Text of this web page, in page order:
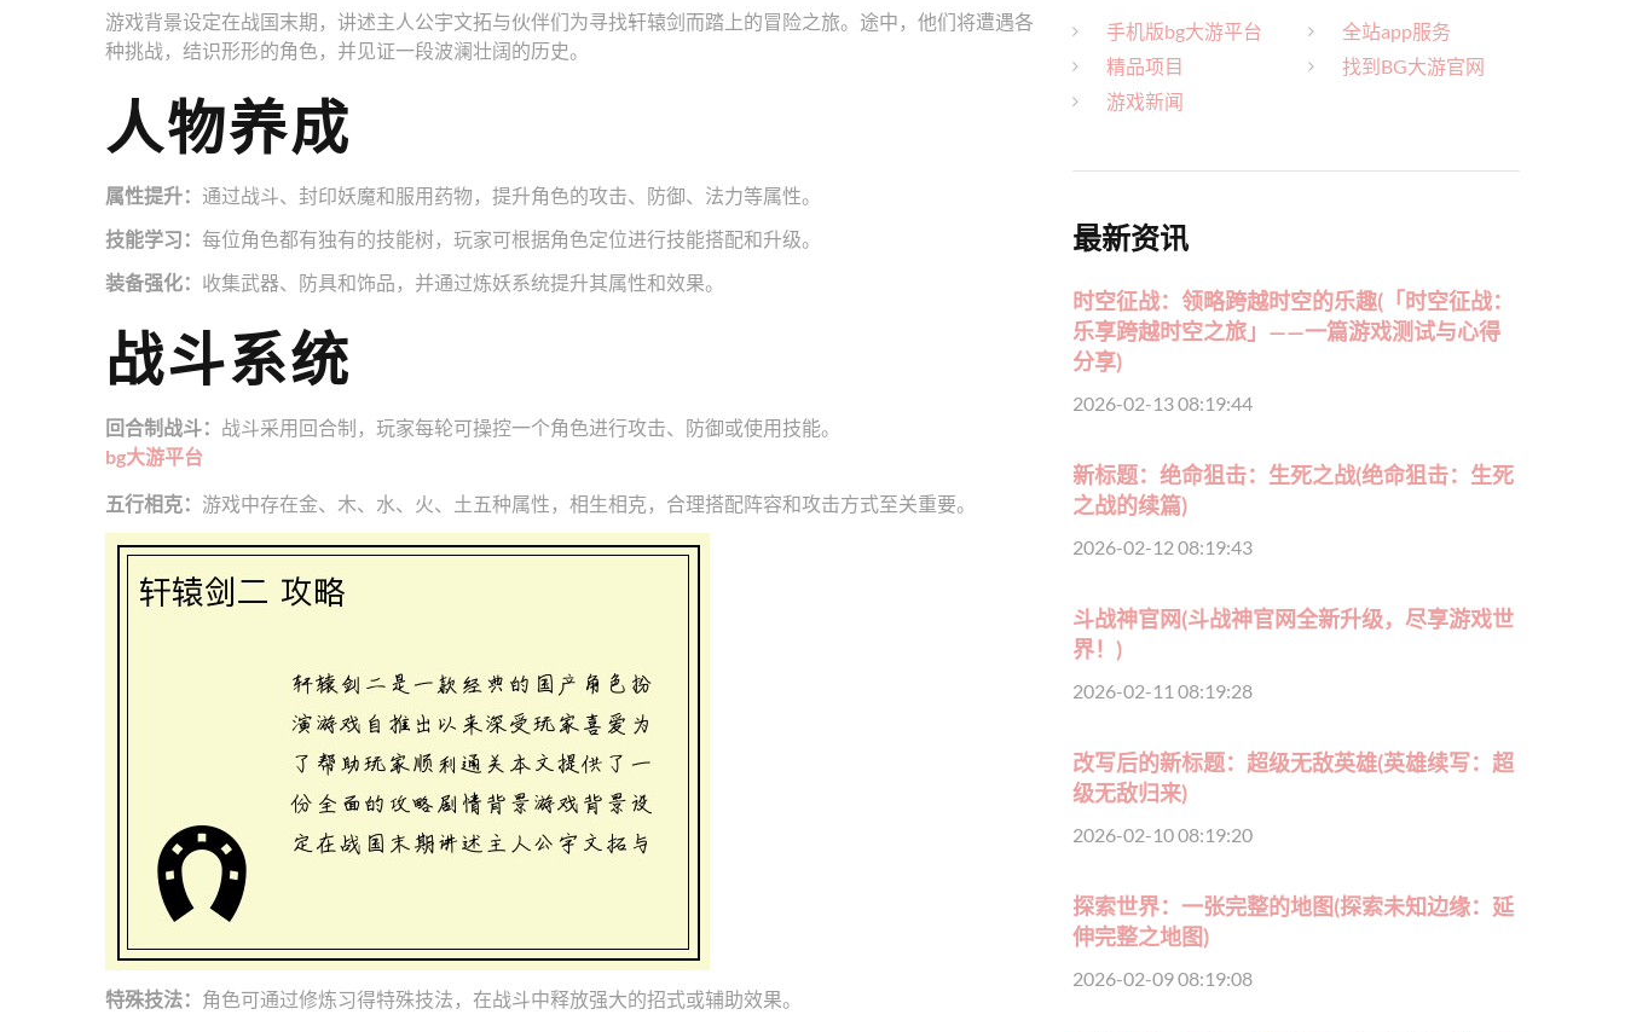
游戏背景设定在战国末期，讲述主人公宇文拓与伙伴们为寻找轩辕剑而踏上的冒险之旅。途中，他们将遭遇各
种挑战，结识形形的角色，并见证一段波澜壮阔的历史。
人物养成
属性提升： 通过战斗、封印妖魔和服用药物，提升角色的攻击、防御、法力等属性。
技能学习： 每位角色都有独有的技能树，玩家可根据角色定位进行技能搭配和升级。
装备强化： 收集武器、防具和饰品，并通过炼妖系统提升其属性和效果。
战斗系统
回合制战斗： 战斗采用回合制，玩家每轮可操控一个角色进行攻击、防御或使用技能。
bg大游平台
五行相克： 游戏中存在金、木、水、火、土五种属性，相生相克，合理搭配阵容和攻击方式至关重要。
特殊技法： 角色可通过修炼习得特殊技法，在战斗中释放强大的招式或辅助效果。
手机版bg大游平台
精品项目
游戏新闻
全站app服务
找到BG大游官网
最新资讯
时空征战：领略跨越时空的乐趣(「时空征战：
乐享跨越时空之旅」——一篇游戏测试与心得
分享)
2026-02-13 08:19:44
新标题：绝命狙击：生死之战(绝命狙击：生死
之战的续篇)
2026-02-12 08:19:43
斗战神官网(斗战神官网全新升级，尽享游戏世
界！)
2026-02-11 08:19:28
改写后的新标题：超级无敌英雄(英雄续写：超
级无敌归来)
2026-02-10 08:19:20
探索世界：一张完整的地图(探索未知边缘：延
伸完整之地图)
2026-02-09 08:19:08